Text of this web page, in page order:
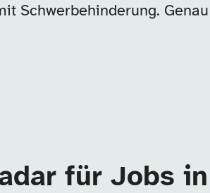
Schwerbehinderung.
für Jobs